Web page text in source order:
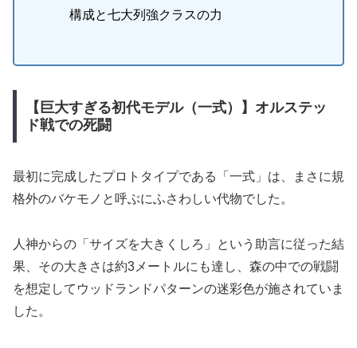
構成と七大列強クラスの力
【巨大すぎる初代モデル（一式）】オルステッ
ド戦での死闘
最初に完成したプロトタイプである「一式」は、まさに規
格外のバケモノと呼ぶにふさわしい代物でした。
人神からの「サイズを大きくしろ」という助言に従った結
果、その大きさは約3メートルにも達し、森の中での戦闘
を想定してウッドランドパターンの迷彩色が施されていま
した。